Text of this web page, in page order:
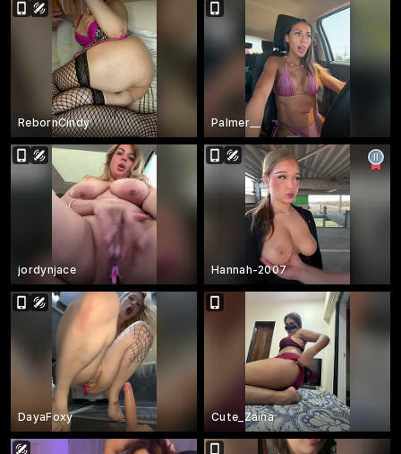
RebornCindy Palmer__
jordynjace Hannah-2007
DayaFoxy Cute_Zaina